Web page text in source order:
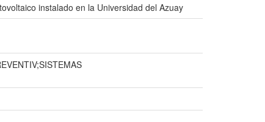
instalado en la Universidad del Azuay